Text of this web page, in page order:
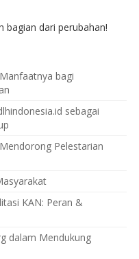
bagian dari perubahan!
bagi
sebagai
Pelestarian
KAN: Peran &
dalam Mendukung